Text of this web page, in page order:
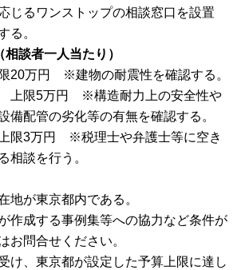
じるワンストップの相談窓口を設置
る。
談者一人当たり）
20万円 ※建物の耐震性を確認する。
上限5万円 ※構造耐力上の安全性や
備配管の劣化等の有無を確認する。
限3万円 ※税理士や弁護士等に空き
相談を行う。
地が東京都内である。
作成する事例集等への協力など条件が
お問合せください。
け、東京都が設定した予算上限に達し